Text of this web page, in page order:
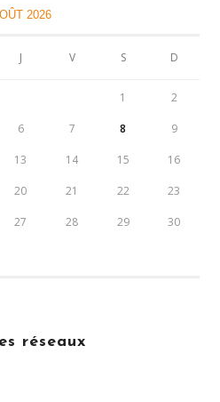
2026
J V S D
1 2
6 7 8 9
13 14 15 16
20 21 22 23
27 28 29 30
réseaux